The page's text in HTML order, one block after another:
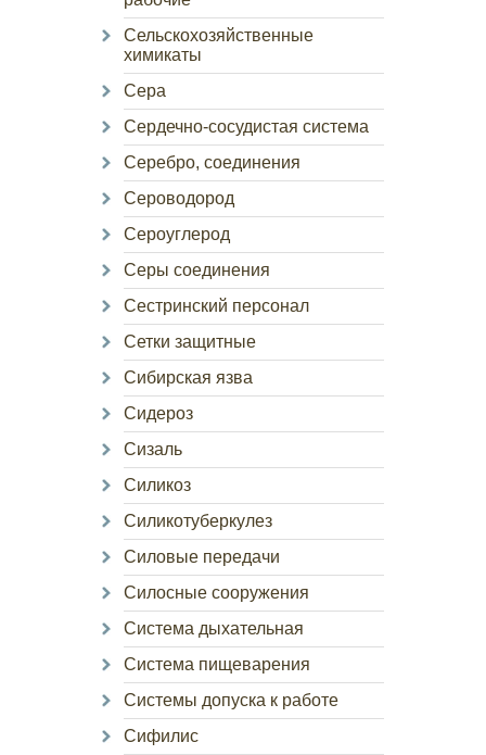
Сельскохозяйственные
химикаты
Сера
Сердечно-сосудистая система
Серебро, соединения
Сероводород
Сероуглерод
Серы соединения
Сестринский персонал
Сетки защитные
Сибирская язва
Сидероз
Сизаль
Силикоз
Силикотуберкулез
Силовые передачи
Силосные сооружения
Система дыхательная
Система пищеварения
Системы допуска к работе
Сифилис